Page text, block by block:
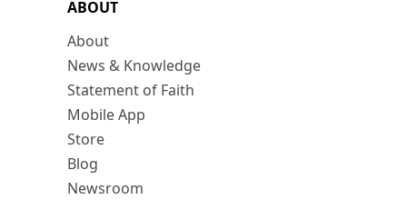
ABOUT
About
News & Knowledge
Statement of Faith
Mobile App
Store
Blog
Newsroom